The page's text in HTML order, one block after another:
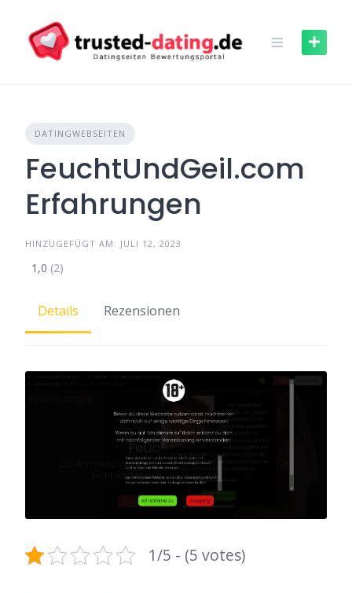
content
DATINGWEBSEITEN
FeuchtUndGeil.com
Erfahrungen
HINZUGEFÜGT AM: JULI 12, 2023
1,0 (2)
Details Rezensionen
1/5 - (5 votes)